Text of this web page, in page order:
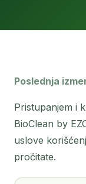
Poslednja
Pristupanjem i
BioClean by
uslove
pročitate.